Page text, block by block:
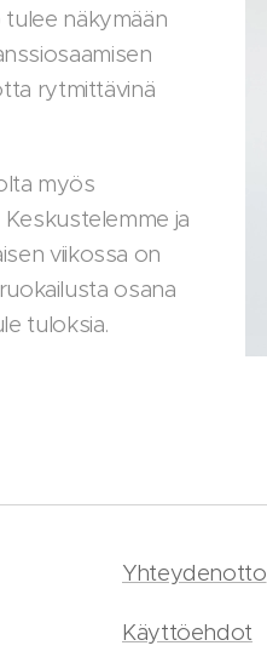
näkymään
rytmittävinä
myös
ja
viikossa on
osana
tuloksia.
Yhteydenotto
Käyttöehdot